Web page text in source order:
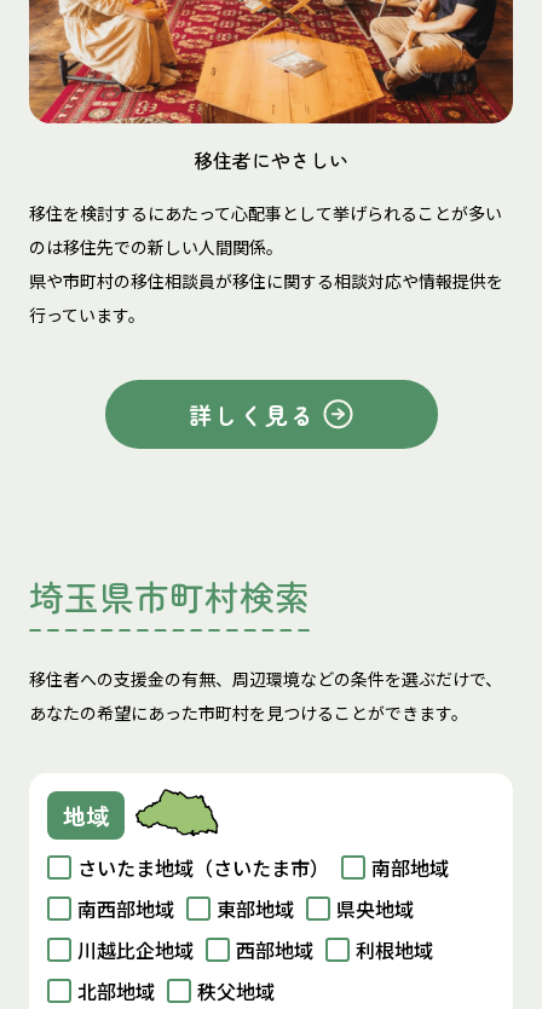
移住者にやさしい
移住を検討するにあたって心配事として挙げられることが多い
のは移住先での新しい人間関係。
県や市町村の移住相談員が移住に関する相談対応や情報提供を
行っています。
詳しく見る
埼玉県市町村検索
移住者への支援金の有無、周辺環境などの条件を選ぶだけで、
あなたの希望にあった市町村を見つけることができます。
地域
さいたま地域（さいたま市）
南部地域
南西部地域
東部地域
県央地域
川越比企地域
西部地域
利根地域
北部地域
秩父地域